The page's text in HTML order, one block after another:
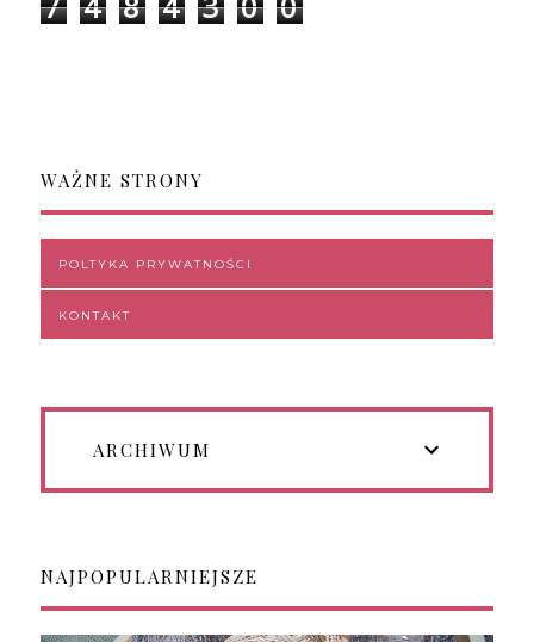
WAŻNE STRONY
POLTYKA PRYWATNOŚCI
KONTAKT
ARCHIWUM
NAJPOPULARNIEJSZE